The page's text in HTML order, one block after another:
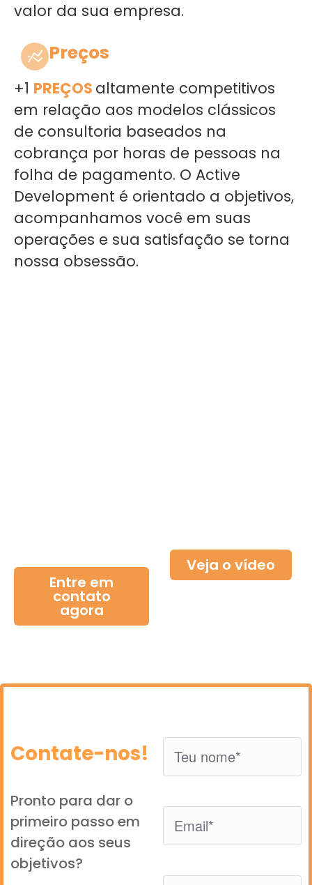
valor da sua empresa.
Preços
+1 PREÇOS altamente competitivos
em relação aos modelos clássicos
de consultoria baseados na
cobrança por horas de pessoas na
folha de pagamento. O Active
Development é orientado a objetivos,
acompanhamos você em suas
operações e sua satisfação se torna
nossa obsessão.
Entre em
contato
agora
Veja o vídeo
Contate-nos!
Pronto para dar o
primeiro passo em
direção aos seus
objetivos?